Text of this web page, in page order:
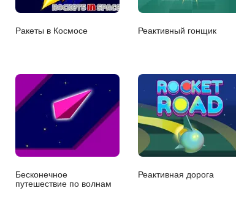
Ракеты в Космосе Реактивный гонщик
Бесконечное
путешествие по волнам
Реактивная дорога